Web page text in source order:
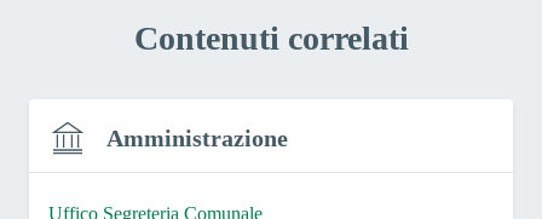
Contenuti correlati
Amministrazione
Uffico Segreteria Comunale